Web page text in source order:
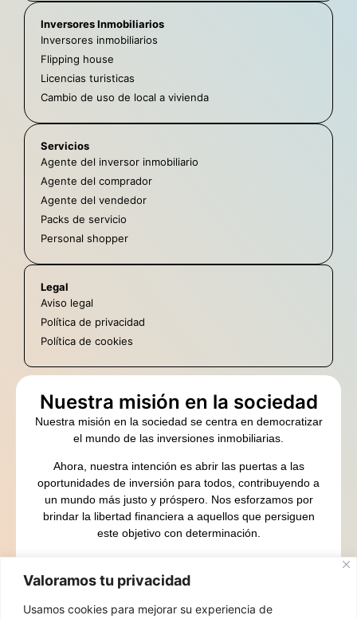
Valoramos tu privacidad
Usamos cookies para mejorar su experiencia de
Inversores Inmobiliarios
Inversores inmobiliarios
Flipping house
Licencias turisticas
Cambio de uso de local a vivienda
Servicios
Agente del inversor inmobiliario
Agente del comprador
Agente del vendedor
Packs de servicio
Personal shopper
Legal
Aviso legal
Política de privacidad
Política de cookies
Nuestra misión en la sociedad
Nuestra misión en la sociedad se centra en democratizar
el mundo de las inversiones inmobiliarias.
Ahora, nuestra intención es abrir las puertas a las
oportunidades de inversión para todos, contribuyendo a
un mundo más justo y próspero. Nos esforzamos por
brindar la libertad financiera a aquellos que persiguen
este objetivo con determinación.
abundancia.
Contacto